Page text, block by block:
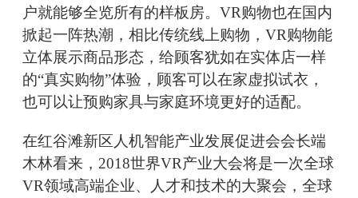
户就能够全览所有的样板房。VR购物也在国内
掀起一阵热潮，相比传统线上购物，VR购物能
立体展示商品形态，给顾客犹如在实体店一样
的“真实购物”体验，顾客可以在家虚拟试衣，
也可以让预购家具与家庭环境更好的适配。
在红谷滩新区人机智能产业发展促进会会长端
木林看来，2018世界VR产业大会将是一次全球
VR领域高端企业、人才和技术的大聚会，全球